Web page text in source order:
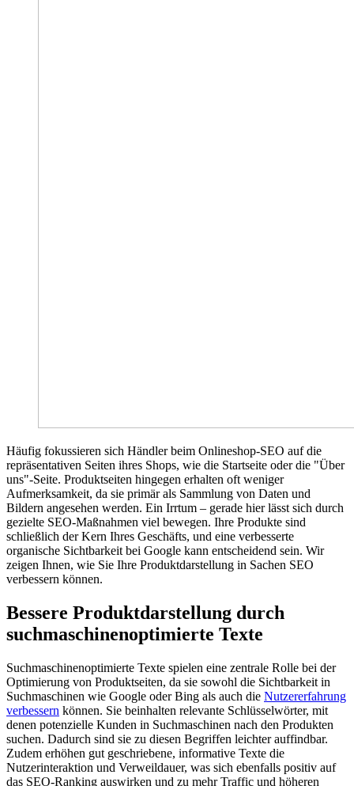
Häufig fokussieren sich Händler beim Onlineshop-SEO auf die
repräsentativen Seiten ihres Shops, wie die Startseite oder die "Über
uns"-Seite. Produktseiten hingegen erhalten oft weniger
Aufmerksamkeit, da sie primär als Sammlung von Daten und
Bildern angesehen werden. Ein Irrtum – gerade hier lässt sich durch
gezielte SEO-Maßnahmen viel bewegen. Ihre Produkte sind
schließlich der Kern Ihres Geschäfts, und eine verbesserte
organische Sichtbarkeit bei Google kann entscheidend sein. Wir
zeigen Ihnen, wie Sie Ihre Produktdarstellung in Sachen SEO
verbessern können.
Bessere Produkt­darstellung durch
suchmaschinen­optimierte Texte
Suchmaschinenoptimierte Texte spielen eine zentrale Rolle bei der
Optimierung von Produktseiten, da sie sowohl die Sichtbarkeit in
Suchmaschinen wie Google oder Bing als auch die Nutzererfahrung
verbessern können. Sie beinhalten relevante Schlüsselwörter, mit
denen potenzielle Kunden in Suchmaschinen nach den Produkten
suchen. Dadurch sind sie zu diesen Begriffen leichter auffindbar.
Zudem erhöhen gut geschriebene, informative Texte die
Nutzerinteraktion und Verweildauer, was sich ebenfalls positiv auf
das SEO-Ranking auswirken und zu mehr Traffic und höheren